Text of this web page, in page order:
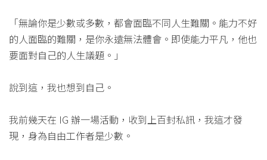
「無論你是少數或多數，都會面臨不同人生難關。能力不好
的人面臨的難關，是你永遠無法體會。即使能力平凡，他也
要面對自己的人生議題。」
說到這，我也想到自己。
我前幾天在 IG 辦一場活動，收到上百封私訊，我這才發
現，身為自由工作者是少數。